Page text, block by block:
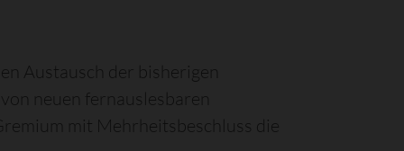
Austausch der bisherigen
neuen fernauslesbaren
mit Mehrheitsbeschluss die